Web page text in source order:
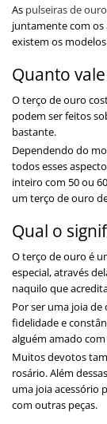
As pulseiras de ouro
juntamente com os
existem os
Quanto
O terço de ouro
podem ser feitos
bastante.
Dependendo do
todos esses
inteiro com 50 ou
um terço de ouro
Qual o
O terço de ouro é
especial, através
naquilo que
Por ser uma joia
fidelidade e
alguém amado
Muitos devotos
rosário. Além
uma joia acessório
com outras peças.